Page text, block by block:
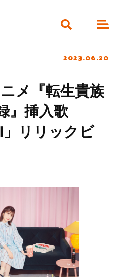
2023.06.20
メ『転生貴族
』挿入歌
」リリックビ